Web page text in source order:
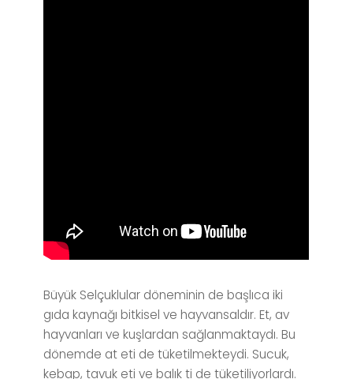
Büyük Selçuklular döneminin de başlıca iki
gıda kaynağı bitkisel ve hayvansaldır. Et, av
hayvanları ve kuşlardan sağlanmaktaydı. Bu
dönemde at eti de tüketilmekteydi. Sucuk,
kebap, tavuk eti ve balık ti de tüketiliyorlardı.